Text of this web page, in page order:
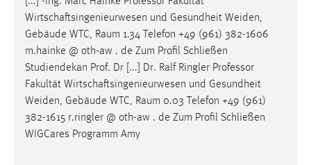
Wirtschaftsingenieurwesen und Gesundheit Weiden,
Gebäude WTC, Raum 1.34 Telefon +49 (961) 382-1606
m.hainke @ oth-aw . de Zum Profil Schließen
Studiendekan Prof. Dr [...] Dr. Ralf Ringler Professor
Fakultät Wirtschaftsingenieurwesen und Gesundheit
Weiden, Gebäude WTC, Raum 0.03 Telefon +49 (961)
382-1615 r.ringler @ oth-aw . de Zum Profil Schließen
WIGCares Programm Amy
einloggen zu können.
Cookie Laufzeit:
24 Stunden
STATISTIK
Statistik Cookies erfassen Informationen anonym.